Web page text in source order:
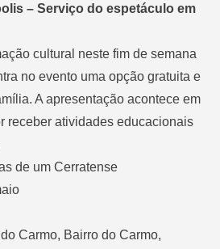
– Serviço do espetáculo em
cultural neste fim de semana
no evento uma opção gratuita e
A apresentação acontece em
receber atividades educacionais
de um Cerratense
Carmo, Bairro do Carmo,